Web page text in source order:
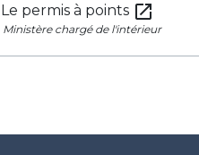
Le permis à points open_in_new
Ministère chargé de l'intérieur